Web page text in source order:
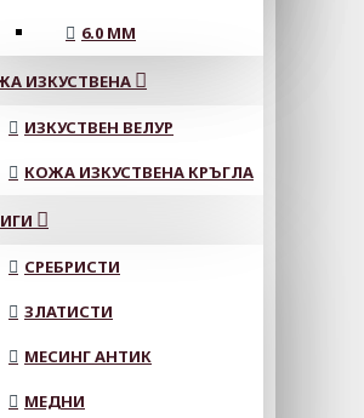
6.0 MM
ИЗКУСТВЕНА
ИЗКУСТВЕН ВЕЛУР
КОЖА ИЗКУСТВЕНА КРЪГЛА
СРЕБРИСТИ
ЗЛАТИСТИ
МЕСИНГ АНТИК
МЕДНИ